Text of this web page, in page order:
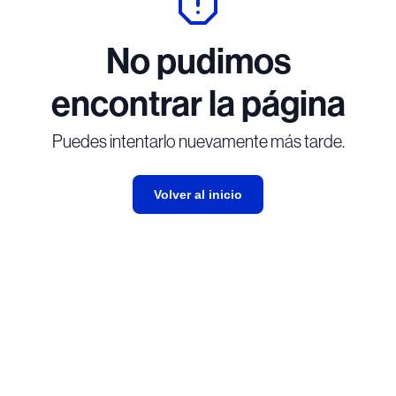
No pudimos
encontrar la página
Puedes intentarlo nuevamente más tarde.
Volver al inicio